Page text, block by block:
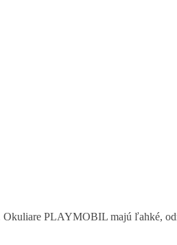
Okuliare PLAYMOBIL majú ľahké,